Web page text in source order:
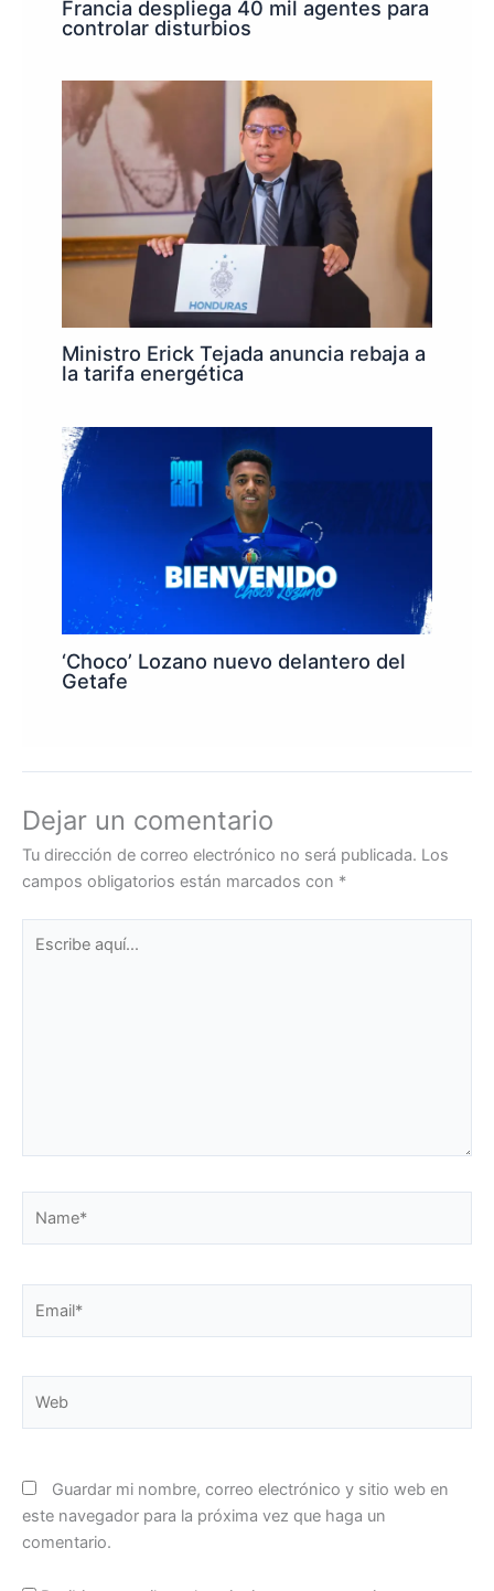
Francia despliega 40 mil agentes para
controlar disturbios
Ministro Erick Tejada anuncia rebaja a
la tarifa energética
‘Choco’ Lozano nuevo delantero del
Getafe
Dejar un comentario
Tu dirección de correo electrónico no será publicada. Los
campos obligatorios están marcados con *
Guardar mi nombre, correo electrónico y sitio web en
este navegador para la próxima vez que haga un
comentario.